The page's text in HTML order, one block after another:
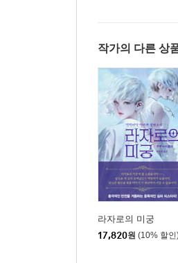
작가의 다른 상
라자로의 미궁
17,820원 (10% 할인